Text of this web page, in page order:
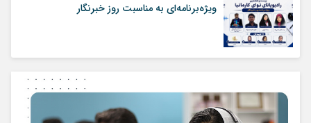
ویژه‌برنامه‌ای به مناسبت روز خبرنگار